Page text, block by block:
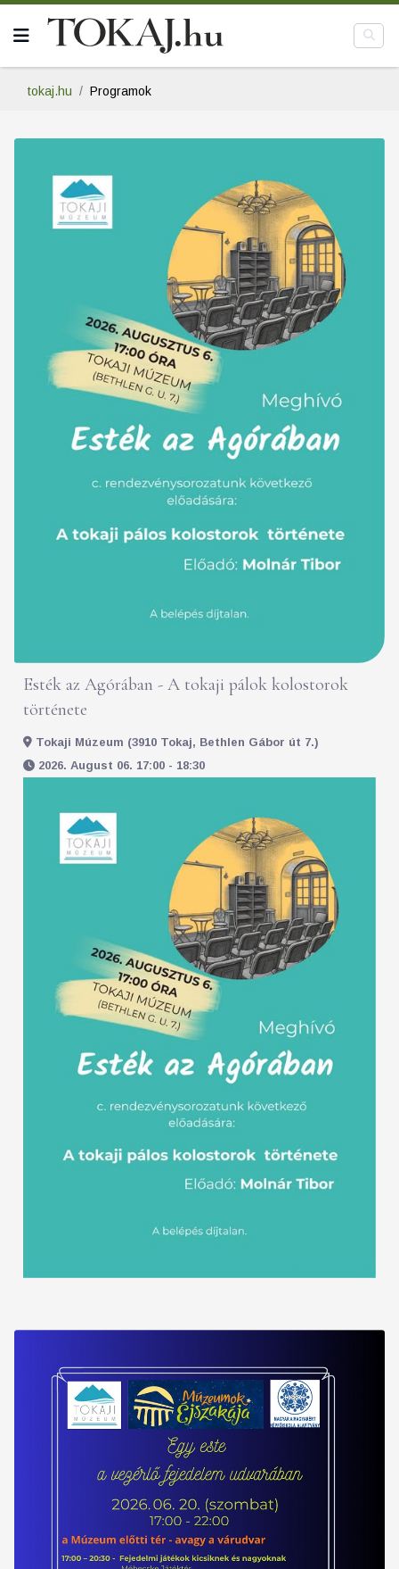
tokaj.hu Programok
Esték az Agórában - A tokaji pálok kolostorok
története
Tokaji Múzeum (3910 Tokaj, Bethlen Gábor út 7.)
2026. August 06. 17:00 - 18:30